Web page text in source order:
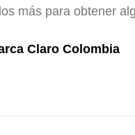
más para obtener
Claro Colombia